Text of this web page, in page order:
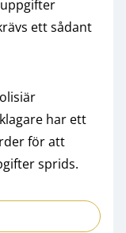
ett sådant
har ett
för att
sprids.